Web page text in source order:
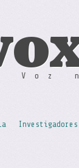
Voz
Investigadores